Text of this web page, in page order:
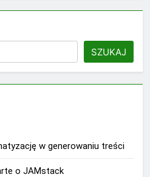
SZUKAJ
w generowaniu treści
o JAMstack